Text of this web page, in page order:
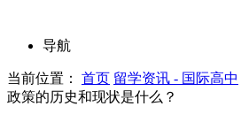
导航
当前位置： 首页 留学资讯 - 国际高中
政策的历史和现状是什么？